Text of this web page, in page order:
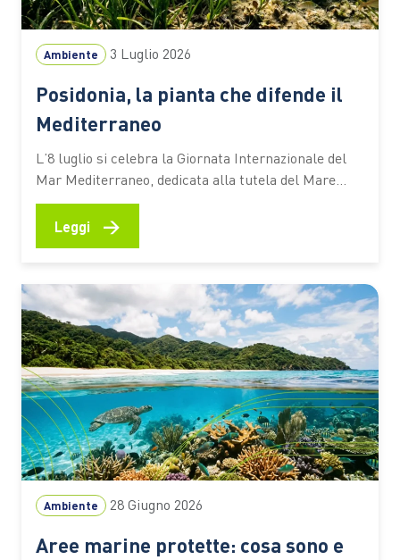
Ambiente 3 Luglio 2026
Posidonia, la pianta che difende il
Mediterraneo
L’8 luglio si celebra la Giornata Internazionale del
Mar Mediterraneo, dedicata alla tutela del Mare
Nostrum e dei suoi ecosistemi. Tra questi c’è la
Posidonia oceanica, una pianta marina che
estate milioni di persone scelgono…
Leggi →
Ambiente 28 Giugno 2026
Aree marine protette: cosa sono e